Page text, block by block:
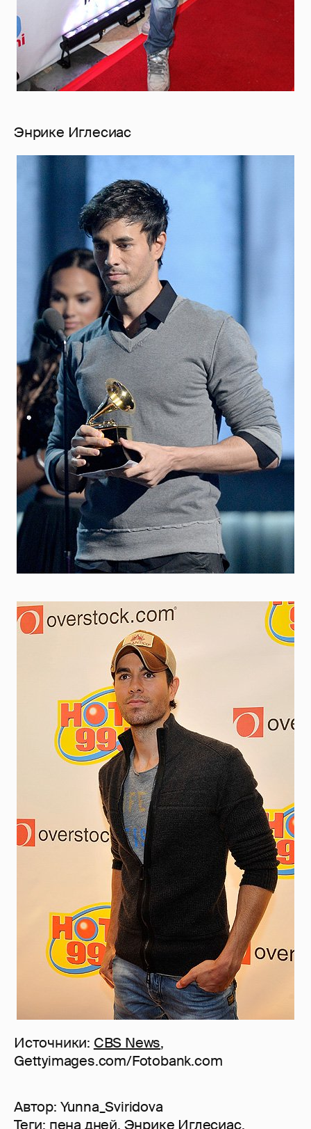
Энрике Иглесиас
Источники: CBS News,
Gettyimages.com/Fotobank.com
Автор: Yunna_Sviridova
Теги: пена дней, Энрике Иглесиас,